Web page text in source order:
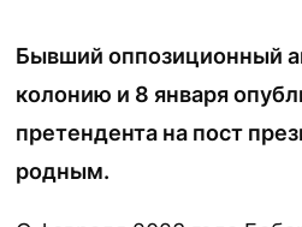
Бывший оппозиционный
колонию и 8 января
претендента на пост
родным.